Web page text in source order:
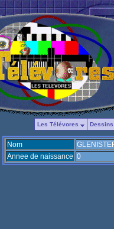
Les Télévores
Nom
Annee de naissance 0